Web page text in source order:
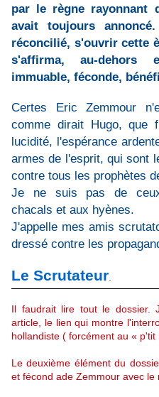
par le règne rayonnant
avait toujours
réconcilié, s'ouvrir cette
s'affirma, au-dehors
immuable, féconde,
Certes Eric Zemmour
comme dirait Hugo,
lucidité, l'espérance
armes de l'esprit, qui sont
contre tous les prophètes
Je ne suis pas de
chacals et aux hyènes.
J'appelle mes amis
dressé contre les
Le Scrutateur
Il faudrait lire tout le dossier.
article, le lien qui montre
hollandiste ( forcément au « p'tit
Le deuxième élément du
et fécond ade Zemmour avec le